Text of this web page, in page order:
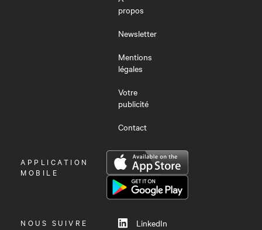
propos
Newsletter
Mentions
légales
Votre
publicité
Contact
OUVRIR
LE
APPLICATION
MOBILE
NOUS SUIVRE
LinkedIn